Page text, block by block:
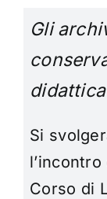
Gli
didattica
Si
Corso di